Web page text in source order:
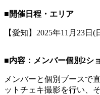
■開催日程・エリア
【愛知】2025年11月23日(
■内容：メンバー個別2シ
メンバーと個別ブースで
ットチェキ撮影を行い、